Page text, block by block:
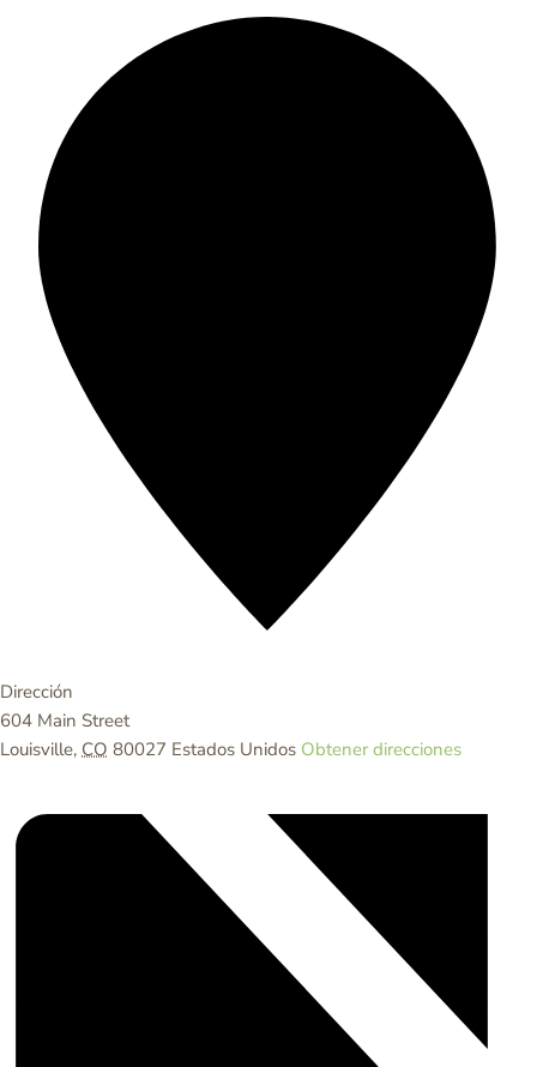
Dirección
604 Main Street
Louisville, CO 80027 Estados Unidos Obtener direcciones